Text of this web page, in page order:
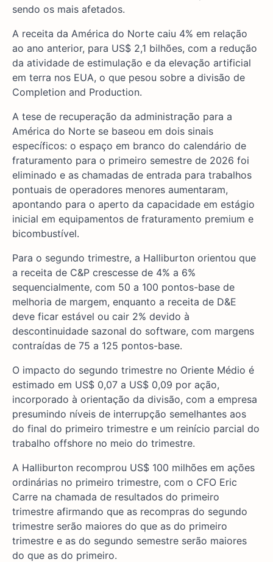
sendo os mais afetados.
A receita da América do Norte caiu 4% em relação
ao ano anterior, para US$ 2,1 bilhões, com a redução
da atividade de estimulação e da elevação artificial
em terra nos EUA, o que pesou sobre a divisão de
Completion and Production.
A tese de recuperação da administração para a
América do Norte se baseou em dois sinais
específicos: o espaço em branco do calendário de
fraturamento para o primeiro semestre de 2026 foi
eliminado e as chamadas de entrada para trabalhos
pontuais de operadores menores aumentaram,
apontando para o aperto da capacidade em estágio
inicial em equipamentos de fraturamento premium e
bicombustível.
Para o segundo trimestre, a Halliburton orientou que
a receita de C&P crescesse de 4% a 6%
sequencialmente, com 50 a 100 pontos-base de
melhoria de margem, enquanto a receita de D&E
deve ficar estável ou cair 2% devido à
descontinuidade sazonal do software, com margens
contraídas de 75 a 125 pontos-base.
O impacto do segundo trimestre no Oriente Médio é
estimado em US$ 0,07 a US$ 0,09 por ação,
incorporado à orientação da divisão, com a empresa
presumindo níveis de interrupção semelhantes aos
do final do primeiro trimestre e um reinício parcial do
trabalho offshore no meio do trimestre.
A Halliburton recomprou US$ 100 milhões em ações
ordinárias no primeiro trimestre, com o CFO Eric
Carre na chamada de resultados do primeiro
trimestre afirmando que as recompras do segundo
trimestre serão maiores do que as do primeiro
trimestre e as do segundo semestre serão maiores
do que as do primeiro.